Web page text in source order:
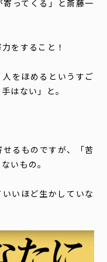
寄ってくる」と斎藤一
をすること！
人をほめるというすご
はない」と。
るものですが、「苦
いもの。
いほど生かしていな